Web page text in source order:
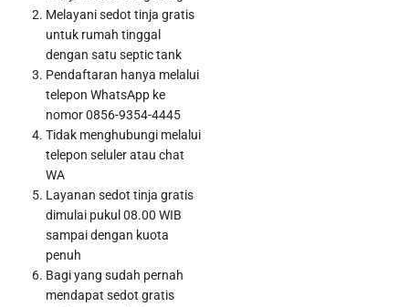
Bandara Soekarno Hatta Jadi Bandara Tersibuk Kedua di Asia
Tenggara Versi OAG
⁠Melayani sedot tinja gratis
untuk rumah tinggal
dengan satu septic tank
Pendaftaran hanya melalui
telepon WhatsApp ke
nomor 0856-9354-4445
⁠Tidak menghubungi melalui
telepon seluler atau chat
WA
Layanan sedot tinja gratis
dimulai pukul 08.00 WIB
sampai dengan kuota
penuh
Bagi yang sudah pernah
mendapat sedot gratis